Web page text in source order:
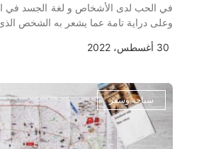
في الحب لدى الأشخاص و لغة الجسد في
وعلى دراية تامة عما يشعر به الشخص
30 أغسطس، 2022
سياحة وسفر